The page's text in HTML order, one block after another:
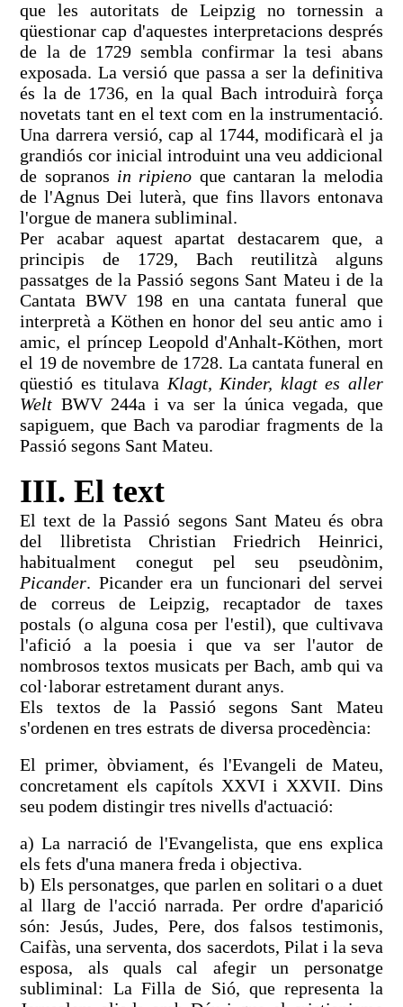
que les autoritats de Leipzig no tornessin a
qüestionar cap d'aquestes interpretacions després
de la de 1729 sembla confirmar la tesi abans
exposada. La versió que passa a ser la definitiva
és la de 1736, en la qual Bach introduirà força
novetats tant en el text com en la instrumentació.
Una darrera versió, cap al 1744, modificarà el ja
grandiós cor inicial introduint una veu addicional
de sopranos in ripieno que cantaran la melodia
de l'Agnus Dei luterà, que fins llavors entonava
l'orgue de manera subliminal.
Per acabar aquest apartat destacarem que, a
principis de 1729, Bach reutilitzà alguns
passatges de la Passió segons Sant Mateu i de la
Cantata BWV 198 en una cantata funeral que
interpretà a Köthen en honor del seu antic amo i
amic, el príncep Leopold d'Anhalt-Köthen, mort
el 19 de novembre de 1728. La cantata funeral en
qüestió es titulava Klagt, Kinder, klagt es aller
Welt BWV 244a i va ser la única vegada, que
sapiguem, que Bach va parodiar fragments de la
Passió segons Sant Mateu.
III. El text
El text de la Passió segons Sant Mateu és obra
del llibretista Christian Friedrich Heinrici,
habitualment conegut pel seu pseudònim,
Picander. Picander era un funcionari del servei
de correus de Leipzig, recaptador de taxes
postals (o alguna cosa per l'estil), que cultivava
l'afició a la poesia i que va ser l'autor de
nombrosos textos musicats per Bach, amb qui va
col·laborar estretament durant anys.
Els textos de la Passió segons Sant Mateu
s'ordenen en tres estrats de diversa procedència:
El primer, òbviament, és l'Evangeli de Mateu,
concretament els capítols XXVI i XXVII. Dins
seu podem distingir tres nivells d'actuació:
a) La narració de l'Evangelista, que ens explica
els fets d'una manera freda i objectiva.
b) Els personatges, que parlen en solitari o a duet
al llarg de l'acció narrada. Per ordre d'aparició
són: Jesús, Judes, Pere, dos falsos testimonis,
Caifàs, una serventa, dos sacerdots, Pilat i la seva
esposa, als quals cal afegir un personatge
subliminal: La Filla de Sió, que representa la